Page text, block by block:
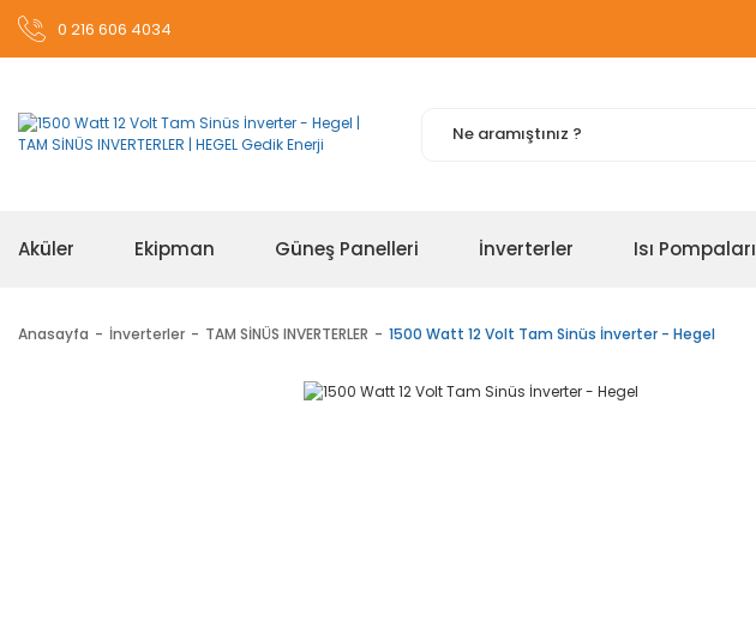
0 216 606 4034
Aküler Ekipman Güneş Panelleri İnverterler Isı Pompaları
Anasayfa İnverterler TAM SİNÜS INVERTERLER 1500 Watt 12 Volt Tam Sinüs İnverter - Hegel